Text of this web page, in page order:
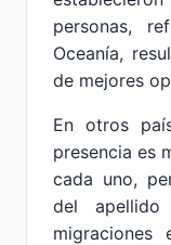
personas,
Oceanía,
de mejores
En otros
presencia es
cada uno,
del apellido
migraciones